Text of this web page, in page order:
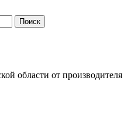
области от производителя